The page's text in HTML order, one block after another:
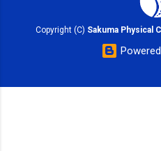
Copyright (C) Sakuma Physical